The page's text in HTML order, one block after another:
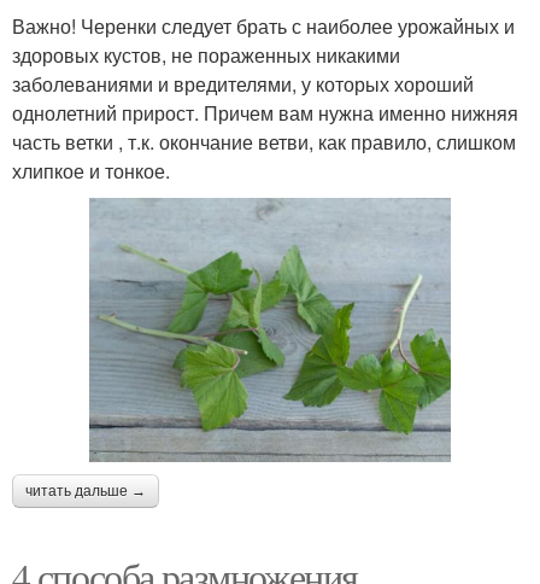
Важно! Черенки следует брать с наиболее урожайных и
здоровых кустов, не пораженных никакими
заболеваниями и вредителями, у которых хороший
однолетний прирост. Причем вам нужна именно нижняя
часть ветки , т.к. окончание ветви, как правило, слишком
хлипкое и тонкое.
читать дальше →